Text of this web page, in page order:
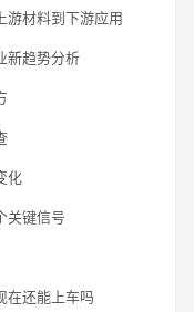
游材料到下游应用
新趋势分析
化
关键信号
在还能上车吗